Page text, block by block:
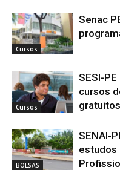
Cursos
Senac
Cursos
SESI-
cursos
BOLSAS
SENAI-
estudos